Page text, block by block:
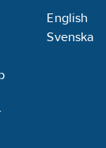
English
Svenska